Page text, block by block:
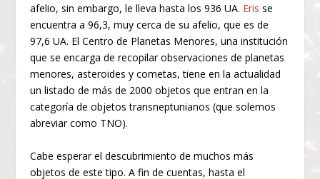
afelio, sin embargo, le lleva hasta los 936 UA. Eris se
encuentra a 96,3, muy cerca de su afelio, que es de
97,6 UA. El Centro de Planetas Menores, una institución
que se encarga de recopilar observaciones de planetas
menores, asteroides y cometas, tiene en la actualidad
un listado de más de 2000 objetos que entran en la
categoría de objetos transneptunianos (que solemos
abreviar como TNO).
Cabe esperar el descubrimiento de muchos más
objetos de este tipo. A fin de cuentas, hasta el